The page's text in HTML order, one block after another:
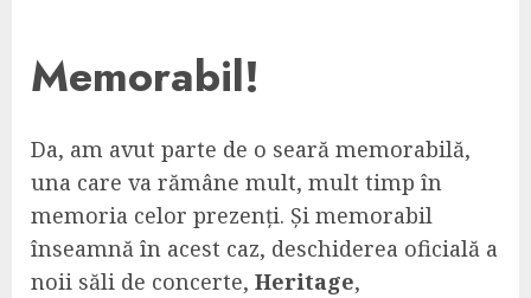
Memorabil!
Da, am avut parte de o seară memorabilă,
una care va rămâne mult, mult timp în
memoria celor prezenți. Și memorabil
înseamnă în acest caz, deschiderea oficială a
noii săli de concerte, Heritage,